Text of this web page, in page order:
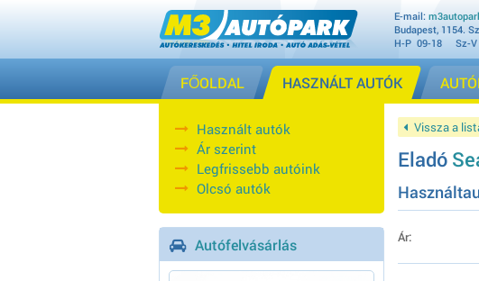
E-mail:
Budapest, 1154.
H-P 09-18 Sz-V
FŐOLDAL HASZNÁLT AUTÓK
Használt autók
Ár szerint
Legfrissebb autóink
Olcsó autók
Autófelvásárlás
Vissza a
Eladó
Ár: